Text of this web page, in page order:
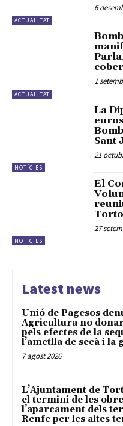
ACTUALITAT
6
ACTUALITAT
1
NOTÍCIES
La
Sant
21
NOTÍCIES
El
27
Latest news
Unió de Pagesos
Agricultura no
pels efectes de la
l’ametlla de secà i la
7 agost 2026
L’Ajuntament de
el termini de les
l’aparcament dels
Renfe per les altes